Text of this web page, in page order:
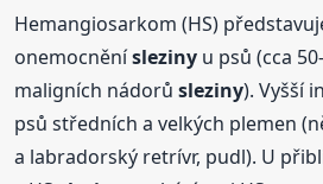
Hemangiosarkom (HS)
onemocněnísleziny u psů (cca
maligních nádorůsleziny). Vyšší
psů středních a velkých plemen
a labradorský retrívr, pudl). U